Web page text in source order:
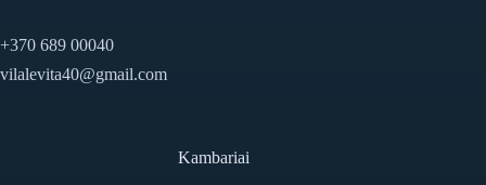
+370 689 00040
vilalevita40@gmail.com
Kambariai